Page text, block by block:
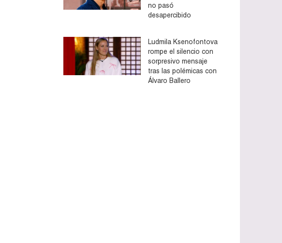
no pasó
desapercibido
Ludmila Ksenofontova
rompe el silencio con
sorpresivo mensaje
tras las polémicas con
Álvaro Ballero